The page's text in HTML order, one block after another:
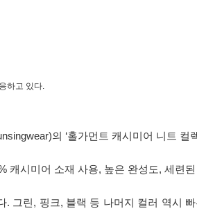
하고 있다.
의 ‘홀가먼트 캐시미어 니트 컬
캐시미어 소재 사용, 높은 완성도, 세련
그린, 핑크, 블랙 등 나머지 컬러 역시